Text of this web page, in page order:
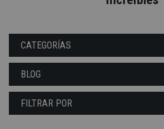
CATEGORÍAS
BLOG
FILTRAR POR